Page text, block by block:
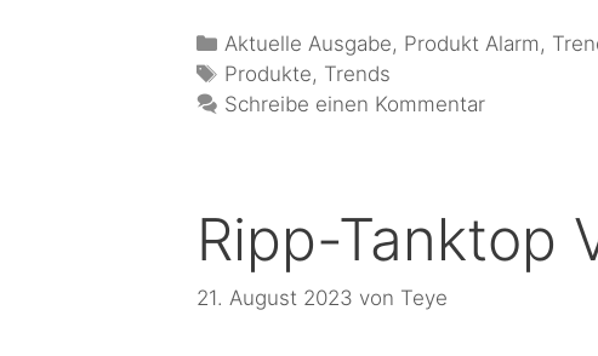
Aktuelle Ausgabe, Produkt Alarm,
Produkte, Trends
Schreibe einen Kommentar
Ripp-Tanktop
21. August 2023 von Teye